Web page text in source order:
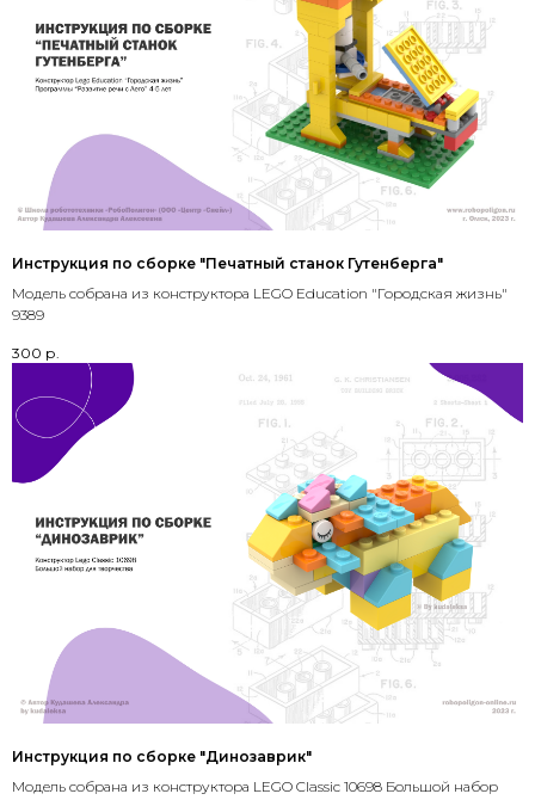
Инструкция по сборке "Печатный станок Гутенберга"
Модель собрана из конструктора LEGO Education "Городская жизнь"
9389
300 р.
Инструкция по сборке "Динозаврик"
Модель собрана из конструктора LEGO Classic 10698 Большой набор